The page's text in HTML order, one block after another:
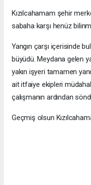
Kızılcahamam şehir
sabaha karşı henüz
Yangın çarşı içerisinde
büyüdü. Meydana gelen
yakın işyeri tamamen
ait itfaiye ekipleri
çalışmanın ardından
Geçmiş olsun